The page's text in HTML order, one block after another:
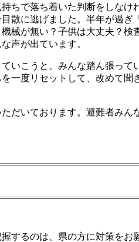
ちで落ち着いた判断をしなけ
散に逃げました。半年が過ぎ
械が無い？子供は大丈夫？検
声が出ています。
いこうと、みんな踏ん張って
一度リセットして、改めて聞
だいております。避難者みん
するのは、県の方に対策をお